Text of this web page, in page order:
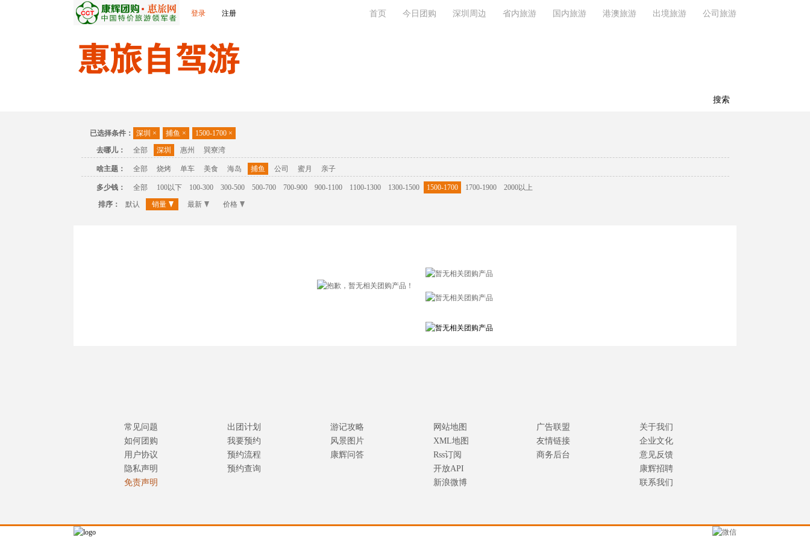
登录 注册 首页 今日团购 深圳周边 省内旅游 国内旅游 港澳旅游 出境旅游 公司旅游
已选择条件： 深圳 × 捕鱼 × 1500-1700 ×
去哪儿：
全部 深圳 惠州 巽寮湾
啥主题： 全部 烧烤 单车 美食 海岛 捕鱼 公司 蜜月 亲子
多少钱： 全部 100以下 100-300 300-500 500-700 700-900 900-1100 1100-1300 1300-1500 1500-1700 1700-1900
2000以上
排序：
默认 销量 最新 价格
常见问题
如何团购
用户协议
隐私声明
免责声明
出团计划
我要预约
预约流程
预约查询
游记攻略
风景图片
康辉问答
网站地图
XML地图
Rss订阅
开放API
新浪微博
广告联盟
友情链接
商务后台
关于我们
企业文化
意见反馈
康辉招聘
联系我们